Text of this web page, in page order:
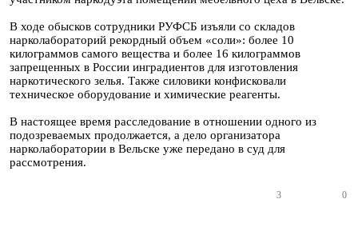
В ходе обысков сотрудники РУФСБ изъяли со складов
нарколабораторий рекордный объем «соли»: более 10
килограммов самого вещества и более 16 килограммов
запрещенных в России инградиентов для изготовления
наркотического зелья. Также силовики конфисковали
техническое оборудование и химические реагенты.
В настоящее время расследование в отношении одного из
подозреваемых продолжается, а дело организатора
нарколаборатории в Вельске уже передано в суд для
рассмотрения.
3 0